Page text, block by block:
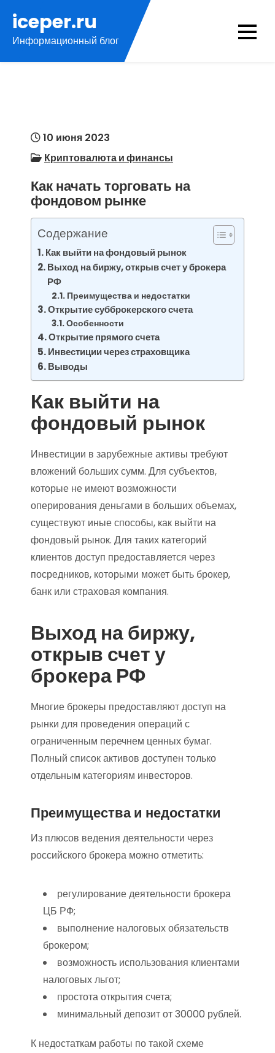
содержимому
iceper.ru
Информационный блог
10 июня 2023
Криптовалюта и финансы
Как начать торговать на
фондовом рынке
Содержание
Как выйти на фондовый рынок
Выход на биржу, открыв счет у брокера
РФ
Преимущества и недостатки
Открытие субброкерского счета
Особенности
Открытие прямого счета
Инвестиции через страховщика
Выводы
Как выйти на
фондовый рынок
Инвестиции в зарубежные активы требуют
вложений больших сумм. Для субъектов,
которые не имеют возможности
оперирования деньгами в больших объемах,
существуют иные способы, как выйти на
фондовый рынок. Для таких категорий
клиентов доступ предоставляется через
посредников, которыми может быть брокер,
банк или страховая компания.
Выход на биржу,
открыв счет у
брокера РФ
Многие брокеры предоставляют доступ на
рынки для проведения операций с
ограниченным перечнем ценных бумаг.
Полный список активов доступен только
отдельным категориям инвесторов.
Преимущества и недостатки
Из плюсов ведения деятельности через
российского брокера можно отметить:
регулирование деятельности брокера
ЦБ РФ;
выполнение налоговых обязательств
брокером;
возможность использования клиентами
налоговых льгот;
простота открытия счета;
минимальный депозит от 30000 рублей.
К недостаткам работы по такой схеме